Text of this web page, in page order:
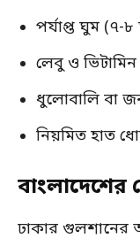
পর্যাপ্ত ঘুম (৭-
লেবু ও
ধুলোবালি বা
নিয়মিত হাত
বাংলাদেশের
ঢাকার গুলশানের